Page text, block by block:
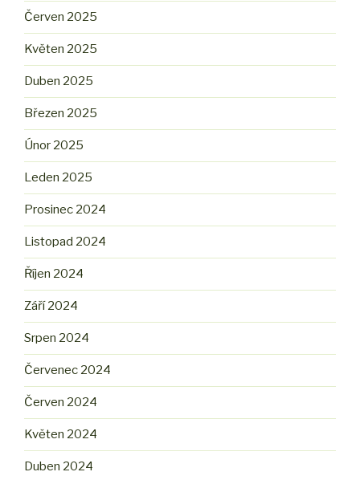
Červen 2025
Květen 2025
Duben 2025
Březen 2025
Únor 2025
Leden 2025
Prosinec 2024
Listopad 2024
Říjen 2024
Září 2024
Srpen 2024
Červenec 2024
Červen 2024
Květen 2024
Duben 2024